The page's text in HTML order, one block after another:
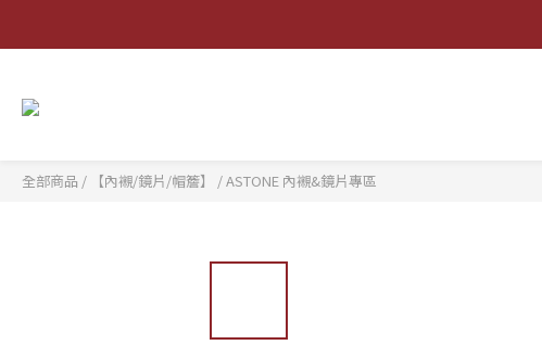
全部商品 / 【內襯/鏡片/帽簷】 /ASTONE 內襯&鏡片專區